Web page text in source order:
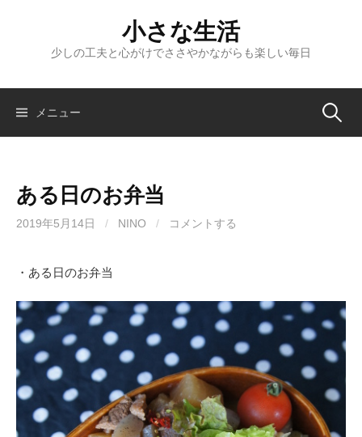
ツ
小さな生活
少しの工夫と心がけでささやかながらも楽しい毎日
メニュー 検
ある日のお弁当
2019年5月14日 / NINO / コメントする
・ある日のお弁当